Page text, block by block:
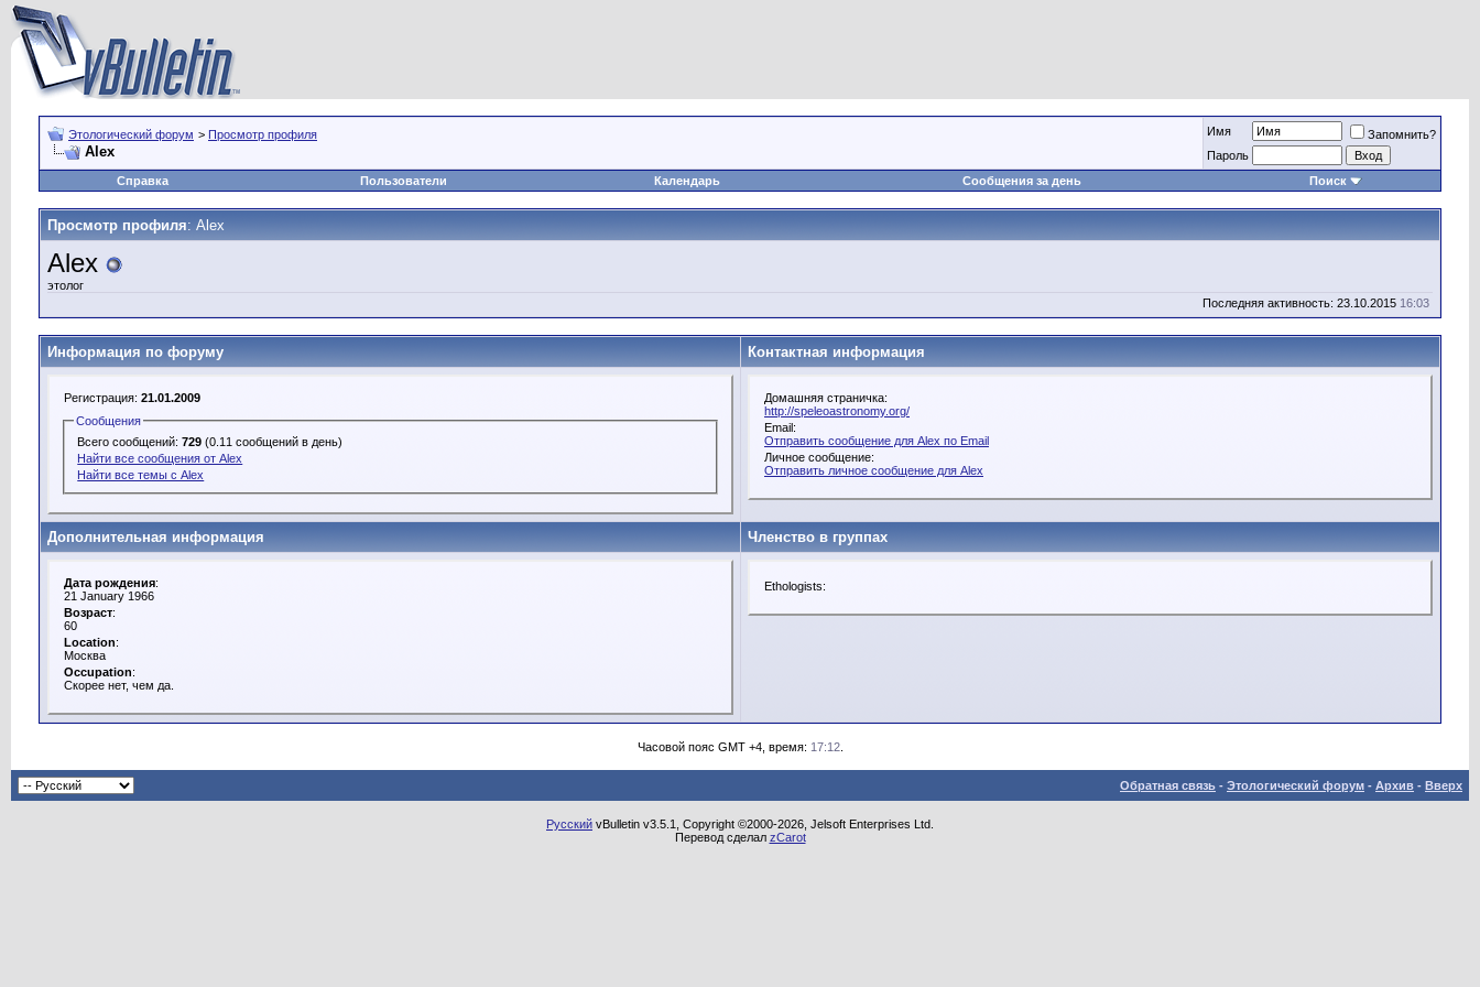
Этологический форум > Просмотр профиля
Alex
Имя
Запомнить?
Пароль
Справка
Пользователи Календарь Сообщения за день Поиск
Просмотр профиля: Alex
Alex
этолог
Последняя активность: 23.10.2015 16:03
Информация по форуму Контактная информация
Регистрация: 21.01.2009
Сообщения
Всего сообщений:729 (0.11 сообщений в день)
Найти все сообщения от Alex
Найти все темы с Alex
Домашняя страничка:
http://speleoastronomy.org/
Email:
Отправить сообщение для Alex по Email
Личное сообщение:
Отправить личное сообщение для Alex
Дополнительная информация Членство в группах
Дата рождения:
21 January 1966
Возраст:
60
Location:
Москва
Occupation:
Скорее нет, чем да.
Ethologists:
Часовой пояс GMT +4, время: 17:12.
Обратная связь - Этологический форум - Архив - Вверх
Русский vBulletin v3.5.1, Copyright ©2000-2026, Jelsoft Enterprises Ltd.
Перевод сделал zCarot